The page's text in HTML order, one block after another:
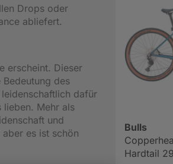
Drops oder
abliefert.
erscheint. Dieser
des
dafür
lieben. Mehr als
und
es ist schön
Bulls
Hardtail